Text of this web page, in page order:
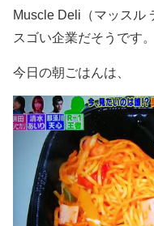
Muscle Deli（マッスル
スゴい企業だそうです。
今日の朝ごはんは、